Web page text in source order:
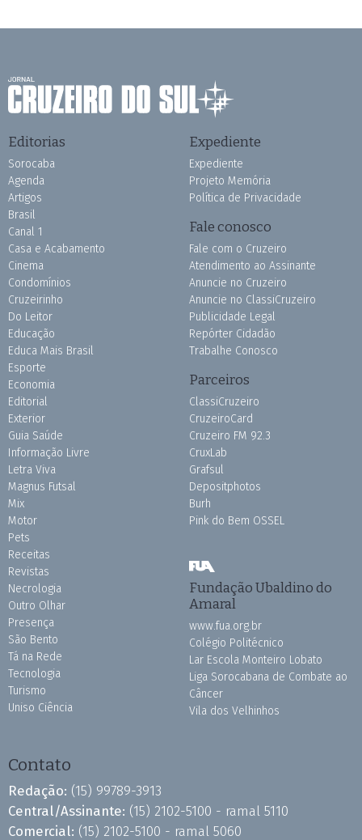
Editorias
Sorocaba
Agenda
Artigos
Brasil
Canal 1
Casa e Acabamento
Cinema
Condomínios
Cruzeirinho
Do Leitor
Educação
Educa Mais Brasil
Esporte
Economia
Editorial
Exterior
Guia Saúde
Informação Livre
Letra Viva
Magnus Futsal
Mix
Motor
Pets
Receitas
Revistas
Necrologia
Outro Olhar
Presença
São Bento
Tá na Rede
Tecnologia
Turismo
Uniso Ciência
Expediente
Expediente
Projeto Memória
Política de Privacidade
Fale conosco
Fale com o Cruzeiro
Atendimento ao Assinante
Anuncie no Cruzeiro
Anuncie no ClassiCruzeiro
Publicidade Legal
Repórter Cidadão
Trabalhe Conosco
Parceiros
ClassiCruzeiro
CruzeiroCard
Cruzeiro FM 92.3
CruxLab
Grafsul
Depositphotos
Burh
Pink do Bem OSSEL
Fundação Ubaldino do
Amaral
www.fua.org.br
Colégio Politécnico
Lar Escola Monteiro Lobato
Liga Sorocabana de Combate ao
Câncer
Vila dos Velhinhos
Contato
Redação: (15) 99789-3913
Central/Assinante: (15) 2102-5100 - ramal 5110
Comercial: (15) 2102-5100 - ramal 5060